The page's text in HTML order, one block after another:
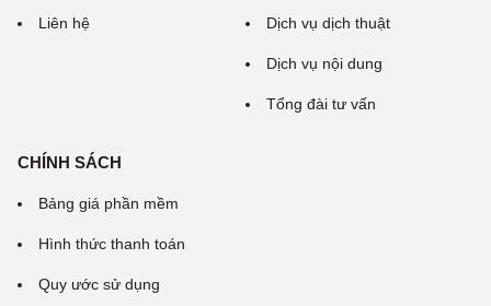
Liên hệ Dịch vụ dịch thuật
Dịch vụ nội dung
Tổng đài tư vấn
CHÍNH SÁCH
Bảng giá phần mềm
Hình thức thanh toán
Quy ước sử dụng